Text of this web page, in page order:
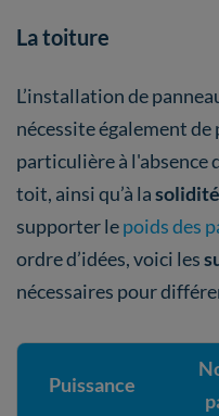
La toiture
L’installation de
nécessite également
particulière à l'absence
toit, ainsi qu’à lasolidité
supporter lepoids des
ordre d’idées, voici les
nécessaires pour
Puissance